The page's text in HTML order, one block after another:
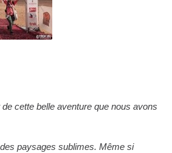
cette belle aventure que nous avons
paysages sublimes. Même si